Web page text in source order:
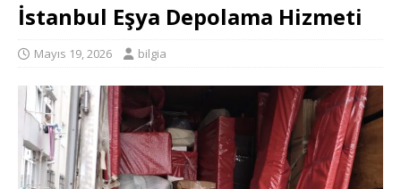
İstanbul Eşya Depolama Hizmeti
Mayıs 19, 2026 bilgia